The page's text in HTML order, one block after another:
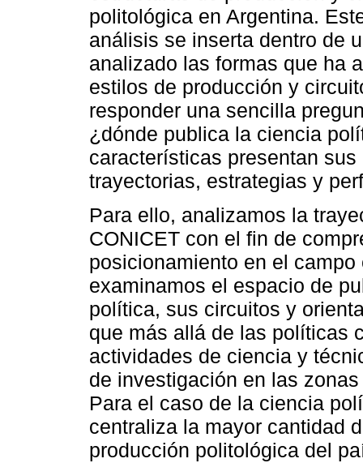
politológica en Argentina.
análisis se inserta dentro de
analizado las formas que ha
estilos de producción y
responder una sencilla
¿dónde publica la ciencia
características presentan
trayectorias, estrategias y
Para ello, analizamos la
CONICET con el fin de
posicionamiento en el
examinamos el espacio de
política, sus circuitos y
que más allá de las políticas
actividades de ciencia y
de investigación en las
Para el caso de la ciencia
centraliza la mayor cantidad
producción politológica del